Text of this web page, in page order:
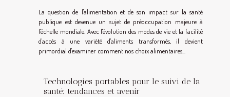
La question de l'alimentation et de son impact sur la santé
publique est devenue un sujet de préoccupation majeure à
l'échelle mondiale. Avec l'évolution des modes de vie et la facilité
d'accès à une variété d'aliments transformés, il devient
primordial d'examiner comment nos choix alimentaires...
Technologies portables pour le suivi de la
santé: tendances et avenir